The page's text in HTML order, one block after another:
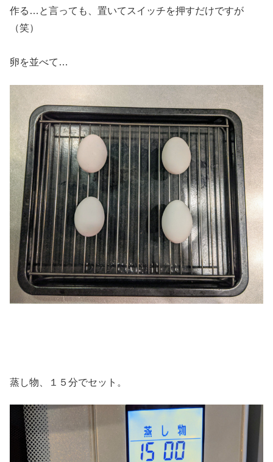
作る…と言っても、置いてスイッチを押すだけですが
（笑）
卵を並べて…
蒸し物、１５分でセット。